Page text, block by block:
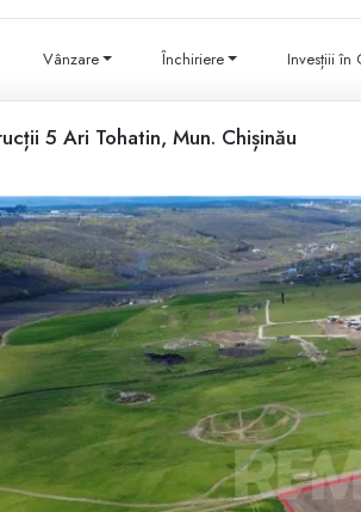
Vânzare Închiriere Invesțiii în
5 Ari Tohatin, Mun. Chișinău